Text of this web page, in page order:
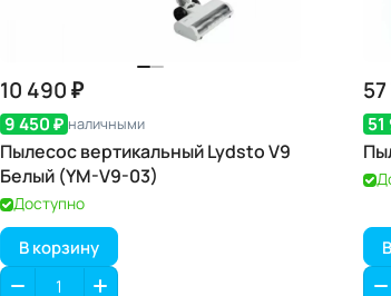
10 490 ₽
9 450 ₽ наличными
Пылесос вертикальный Lydsto V9
Белый (YM-V9-03)
Доступно
В корзину